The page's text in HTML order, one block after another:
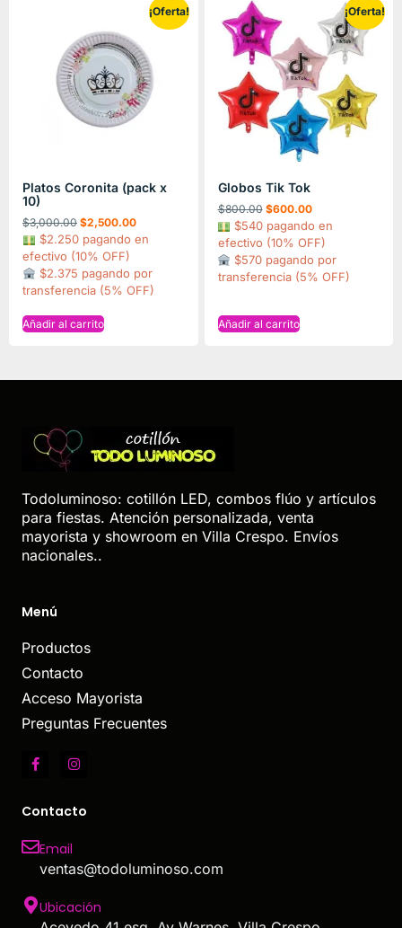
¡Oferta!
Platos Coronita (pack x
10)
$3,000.00 $2,500.00
$2.250 pagando en
efectivo (10% OFF)
$2.375 pagando por
transferencia (5% OFF)
Añadir al carrito
¡Oferta!
Globos Tik Tok
$800.00 $600.00
$540 pagando en
efectivo (10% OFF)
$570 pagando por
transferencia (5% OFF)
Añadir al carrito
Todoluminoso: cotillón LED, combos flúo y artículos
para fiestas. Atención personalizada, venta
mayorista y showroom en Villa Crespo. Envíos
nacionales..
Menú
Productos
Contacto
Acceso Mayorista
Preguntas Frecuentes
Contacto
Email
ventas@todoluminoso.com
Ubicación